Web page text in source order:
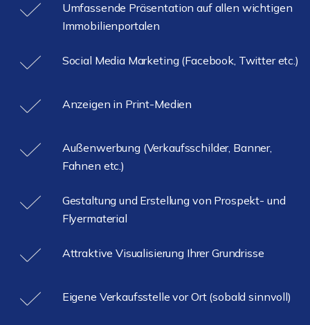
Umfassende Präsentation auf allen wichtigen
Immobilienportalen
Social Media Marketing (Facebook, Twitter etc.)
Anzeigen in Print-Medien
Außenwerbung (Verkaufsschilder, Banner,
Fahnen etc.)
Gestaltung und Erstellung von Prospekt- und
Flyermaterial
Attraktive Visualisierung Ihrer Grundrisse
Eigene Verkaufsstelle vor Ort (sobald sinnvoll)